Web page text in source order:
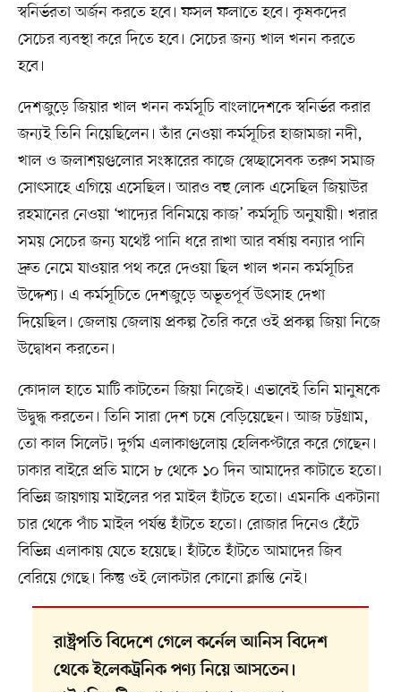
স্বনির্ভরতা অর্জন করতে হবে। ফসল ফলাতে হবে। কৃষকদের
সেচের ব্যবস্থা করে দিতে হবে। সেচের জন্য খাল খনন করতে
হবে।
দেশজুড়ে জিয়ার খাল খনন কর্মসূচি বাংলাদেশকে স্বনির্ভর করার
জন্যই তিনি নিয়েছিলেন। তাঁর নেওয়া কর্মসূচির হাজামজা নদী,
খাল ও জলাশয়গুলোর সংস্কারের কাজে স্বেচ্ছাসেবক তরুণ সমাজ
সোৎসাহে এগিয়ে এসেছিল। আরও বহু লোক এসেছিল জিয়াউর
রহমানের নেওয়া ‘খাদ্যের বিনিময়ে কাজ’ কর্মসূচি অনুযায়ী। খরার
সময় সেচের জন্য যথেষ্ট পানি ধরে রাখা আর বর্ষায় বন্যার পানি
দ্রুত নেমে যাওয়ার পথ করে দেওয়া ছিল খাল খনন কর্মসূচির
উদ্দেশ্য। এ কর্মসূচিতে দেশজুড়ে অভূতপূর্ব উৎসাহ দেখা
দিয়েছিল। জেলায় জেলায় প্রকল্প তৈরি করে ওই প্রকল্প জিয়া নিজে
উদ্বোধন করতেন।
কোদাল হাতে মাটি কাটতেন জিয়া নিজেই। এভাবেই তিনি মানুষকে
উদ্বুদ্ধ করতেন। তিনি সারা দেশ চষে বেড়িয়েছেন। আজ চট্টগ্রাম,
তো কাল সিলেট। দুর্গম এলাকাগুলোয় হেলিকপ্টারে করে গেছেন।
ঢাকার বাইরে প্রতি মাসে ৮ থেকে ১০ দিন আমাদের কাটাতে হতো।
বিভিন্ন জায়গায় মাইলের পর মাইল হাঁটতে হতো। এমনকি একটানা
চার থেকে পাঁচ মাইল পর্যন্ত হাঁটতে হতো। রোজার দিনেও হেঁটে
বিভিন্ন এলাকায় যেতে হয়েছে। হাঁটতে হাঁটতে আমাদের জিব
বেরিয়ে গেছে। কিন্তু ওই লোকটার কোনো ক্লান্তি নেই।
রাষ্ট্রপতি বিদেশে গেলে কর্নেল আনিস বিদেশ
থেকে ইলেকট্রনিক পণ্য নিয়ে আসতেন।